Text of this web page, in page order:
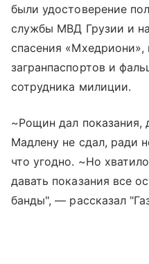
были удостоверение
службы МВД Грузии и
спасения «Мхедриони»,
загранпаспортов и
сотрудника милиции.
~Рощин дал показания,
Мадлену не сдал, ради
что угодно. ~Но
давать показания все
банды", — рассказал